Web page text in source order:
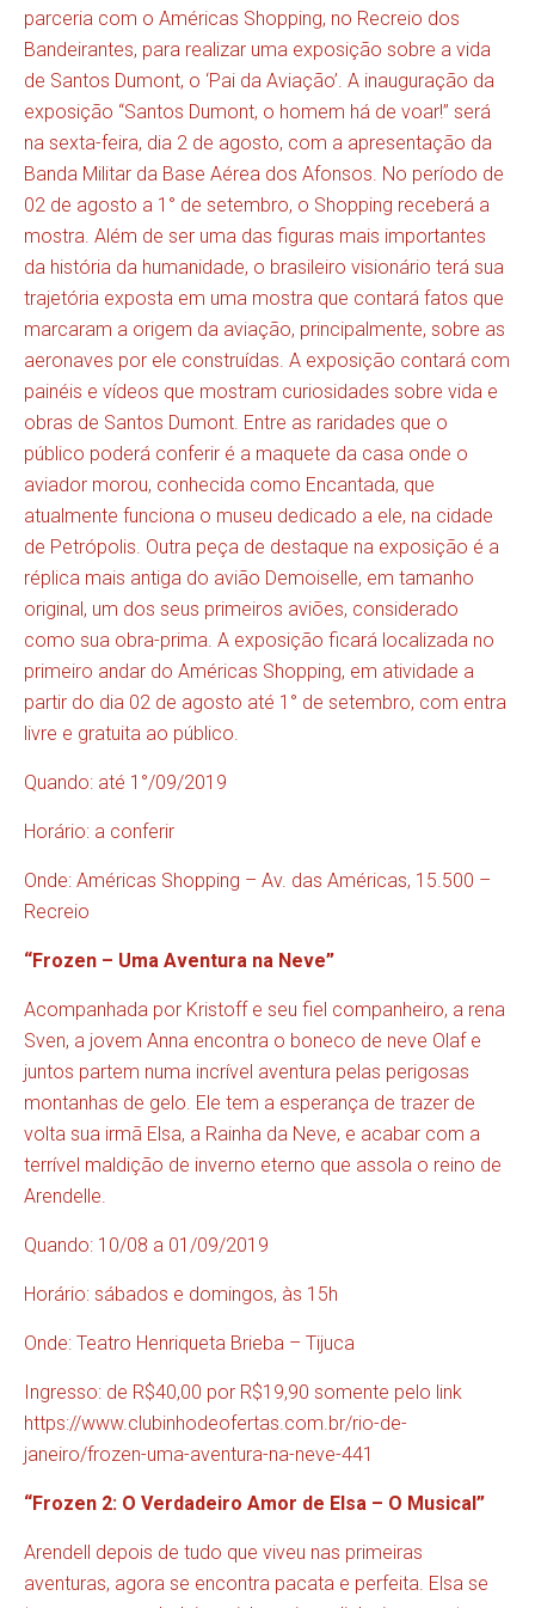
parceria com o Américas Shopping, no Recreio dos
Bandeirantes, para realizar uma exposição sobre a vida
de Santos Dumont, o ‘Pai da Aviação’. A inauguração da
exposição “Santos Dumont, o homem há de voar!” será
na sexta-feira, dia 2 de agosto, com a apresentação da
Banda Militar da Base Aérea dos Afonsos. No período de
02 de agosto a 1° de setembro, o Shopping receberá a
mostra. Além de ser uma das figuras mais importantes
da história da humanidade, o brasileiro visionário terá sua
trajetória exposta em uma mostra que contará fatos que
marcaram a origem da aviação, principalmente, sobre as
aeronaves por ele construídas. A exposição contará com
painéis e vídeos que mostram curiosidades sobre vida e
obras de Santos Dumont. Entre as raridades que o
público poderá conferir é a maquete da casa onde o
aviador morou, conhecida como Encantada, que
atualmente funciona o museu dedicado a ele, na cidade
de Petrópolis. Outra peça de destaque na exposição é a
réplica mais antiga do avião Demoiselle, em tamanho
original, um dos seus primeiros aviões, considerado
como sua obra-prima. A exposição ficará localizada no
primeiro andar do Américas Shopping, em atividade a
partir do dia 02 de agosto até 1° de setembro, com entra
livre e gratuita ao público.
Quando: até 1°/09/2019
Horário: a conferir
Onde: Américas Shopping – Av. das Américas, 15.500 –
Recreio
“Frozen – Uma Aventura na Neve”
Acompanhada por Kristoff e seu fiel companheiro, a rena
Sven, a jovem Anna encontra o boneco de neve Olaf e
juntos partem numa incrível aventura pelas perigosas
montanhas de gelo. Ele tem a esperança de trazer de
volta sua irmã Elsa, a Rainha da Neve, e acabar com a
terrível maldição de inverno eterno que assola o reino de
Arendelle.
Quando: 10/08 a 01/09/2019
Horário: sábados e domingos, às 15h
Onde: Teatro Henriqueta Brieba – Tijuca
Ingresso: de R$40,00 por R$19,90 somente pelo link
https://www.clubinhodeofertas.com.br/rio-de-
janeiro/frozen-uma-aventura-na-neve-441
“Frozen 2: O Verdadeiro Amor de Elsa – O Musical”
Arendell depois de tudo que viveu nas primeiras
aventuras, agora se encontra pacata e perfeita. Elsa se